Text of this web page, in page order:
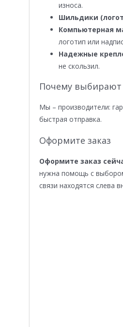
износа.
Шильдики
Компьютерная
логотип или
Надежные
не скользил.
Почему выбирают
Мы – производители:
быстрая отправка.
Оформите заказ
Оформите заказ
нужна помощь с
связи находятся слева